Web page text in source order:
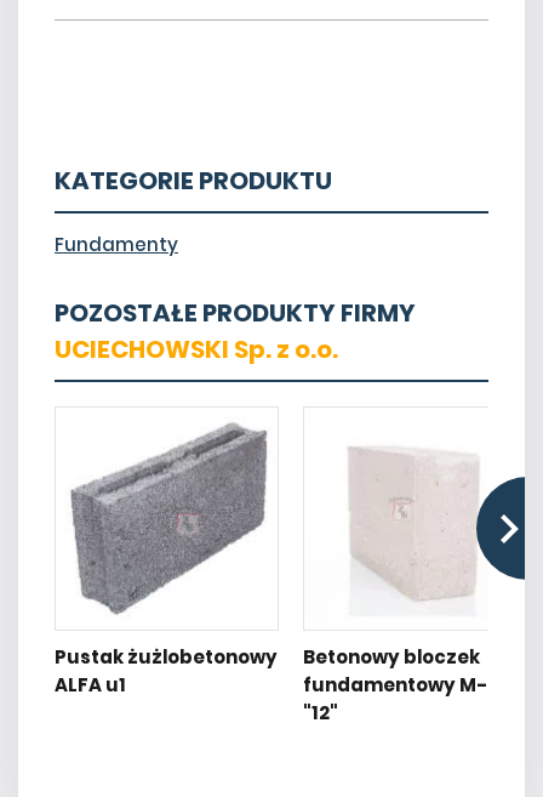
KATEGORIE PRODUKTU
Fundamenty
POZOSTAŁE PRODUKTY FIRMY
UCIECHOWSKI Sp. z o.o.
Pustak żużlobetonowy
ALFA u1
Betonowy bloczek
fundamentowy M-6
"12"